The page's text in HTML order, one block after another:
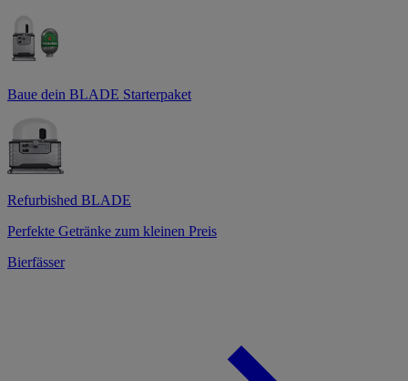
Baue dein BLADE Starterpaket
Refurbished BLADE
Perfekte Getränke zum kleinen Preis
Bierfässer